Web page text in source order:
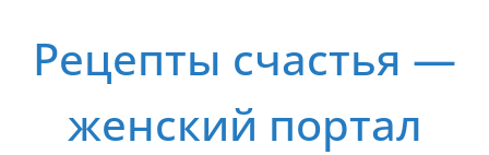
содержимому
Рецепты счастья —
женский портал